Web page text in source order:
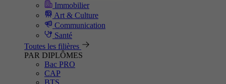
Immobilier
Art & Culture
Communication
Santé
Toutes les filières
PAR DIPLÔMES
Bac PRO
CAP
BTS